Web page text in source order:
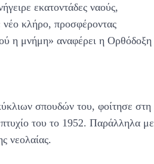
εκατοντάδες ναούς,
νέο κλήρο, προσφέροντας
η μνήμη» αναφέρει η Ορθόδοξη
σπουδών του, φοίτησε στη
του το 1952. Παράλληλα με
νεολαίας.